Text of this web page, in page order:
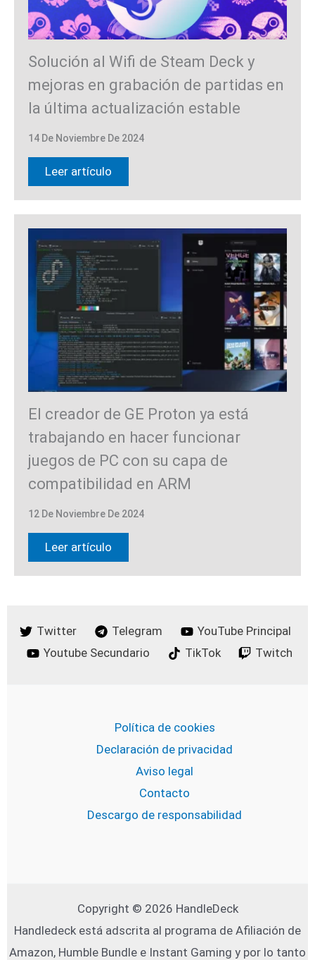
Solución al Wifi de Steam Deck y
mejoras en grabación de partidas en
la última actualización estable
14 De Noviembre De 2024
Leer artículo
El creador de GE Proton ya está
trabajando en hacer funcionar
juegos de PC con su capa de
compatibilidad en ARM
12 De Noviembre De 2024
Leer artículo
Twitter Telegram
YouTube Principal
Youtube Secundario
TikTok Twitch
Política de cookies
Declaración de privacidad
Aviso legal
Contacto
Descargo de responsabilidad
Copyright © 2026 HandleDeck
Handledeck está adscrita al programa de Afiliación de
Amazon, Humble Bundle e Instant Gaming y por lo tanto